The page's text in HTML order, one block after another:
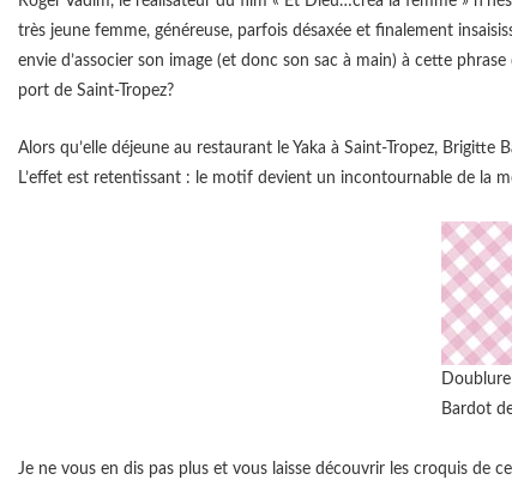
très jeune femme, généreuse, parfois désaxée et finalement
envie d’associer son image (et donc son sac à main) à cette
port de Saint-Tropez?
Alors qu’elle déjeune au restaurant le Yaka à Saint-Tropez,
L’effet est retentissant : le motif devient un incontournable de la
Bardot
Je ne vous en dis pas plus et vous laisse découvrir les croquis de